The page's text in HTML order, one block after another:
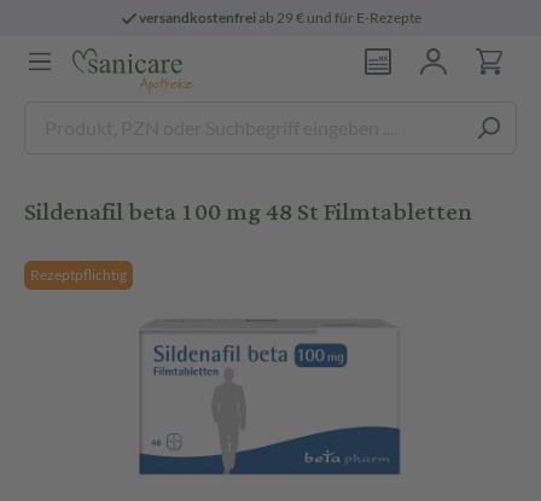
versandkostenfreiab 29 € und für E-Rezepte
Sildenafil beta 100 mg 48 St Filmtabletten
Rezeptpflichtig